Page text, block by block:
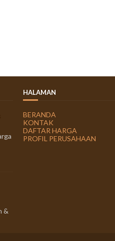
&
HALAMAN
BERANDA
KONTAK
DAFTAR HARGA
PROFIL PERUSAHAAN